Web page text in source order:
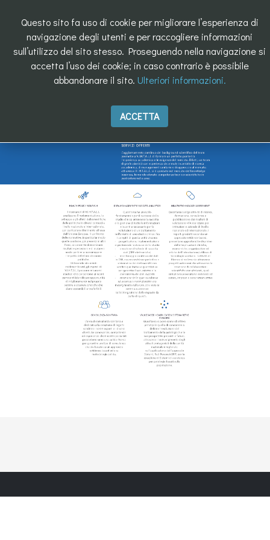
Questo sito fa uso di cookie per migliorare l’esperienza di
navigazione degli utenti e per raccogliere informazioni
sull’utilizzo del sito stesso. Proseguendo nella navigazione si
accetta l’uso dei cookie; in caso contrario è possibile
abbandonare il sito. Ulteriori informazioni.
ACCETTA